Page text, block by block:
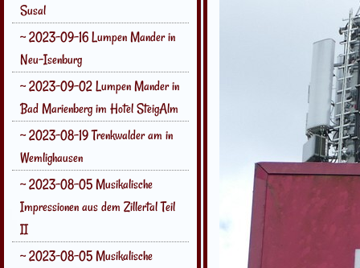
Susal
~ 2023-09-16 Lumpen Mander in
Neu-Isenburg
~ 2023-09-02 Lumpen Mander in
Bad Marienberg im Hotel SteigAlm
~ 2023-08-19 Trenkwalder am in
Wemlighausen
~ 2023-08-05 Musikalische
Impressionen aus dem Zillertal Teil
II
~ 2023-08-05 Musikalische